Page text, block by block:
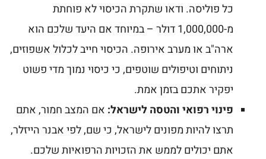
כל פוליסה. ודאו שתקרת הכיסוי לא פוחתת
מ-1,000,000 דולר – במיוחד אם היעד שלכם הוא
ארה"ב או מערב אירופה. הכיסוי חייב לכלול אשפוזים,
ניתוחים וטיפולים שוטפים, כי כיסוי נמוך מדי פשוט
יפקיר אתכם בזמן אמת.
פינוי רפואי והטסה לישראל: אם המצב חמור, אתם
תרצו להיות מפונים לישראל, כי שם, לפי אבנר הייזלר,
אתם יכולים לממש את הזכויות הרפואיות שלכם.